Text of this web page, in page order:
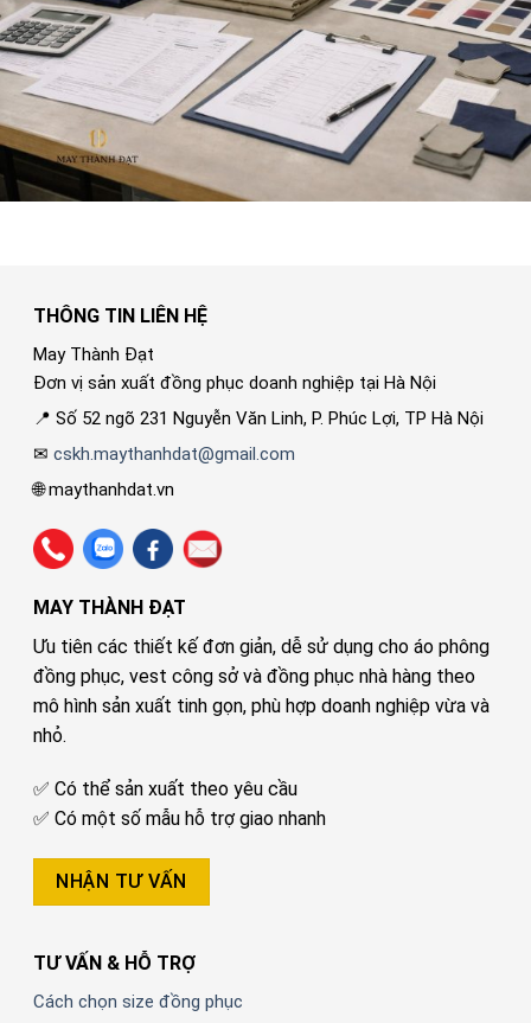
THÔNG TIN LIÊN HỆ
May Thành Đạt
Đơn vị sản xuất đồng phục doanh nghiệp tại Hà Nội
📍 Số 52 ngõ 231 Nguyễn Văn Linh, P. Phúc Lợi, TP Hà Nội
✉cskh.maythanhdat@gmail.com
🌐 maythanhdat.vn
MAY THÀNH ĐẠT
Ưu tiên các thiết kế đơn giản, dễ sử dụng cho áo phông
đồng phục, vest công sở và đồng phục nhà hàng theo
mô hình sản xuất tinh gọn, phù hợp doanh nghiệp vừa và
nhỏ.
✅ Có thể sản xuất theo yêu cầu
✅ Có một số mẫu hỗ trợ giao nhanh
NHẬN TƯ VẤN
TƯ VẤN & HỖ TRỢ
Cách chọn size đồng phục